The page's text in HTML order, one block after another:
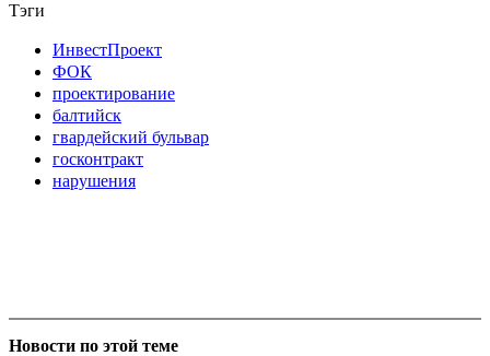
Тэги
ИнвестПроект
ФОК
проектирование
балтийск
гвардейский бульвар
госконтракт
нарушения
Новости по этой теме